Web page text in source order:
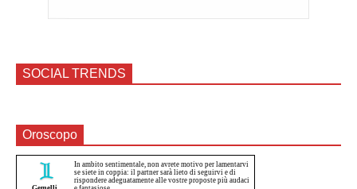
SOCIAL TRENDS
Oroscopo